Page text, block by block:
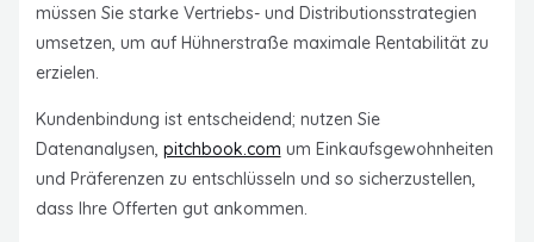
müssen Sie starke Vertriebs- und Distributionsstrategien
umsetzen, um auf Hühnerstraße maximale Rentabilität zu
erzielen.
Kundenbindung ist entscheidend; nutzen Sie
Datenanalysen, pitchbook.com um Einkaufsgewohnheiten
und Präferenzen zu entschlüsseln und so sicherzustellen,
dass Ihre Offerten gut ankommen.